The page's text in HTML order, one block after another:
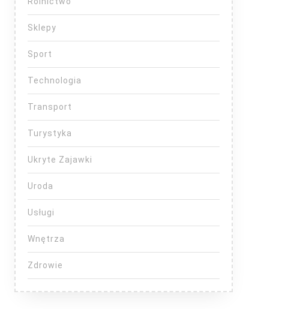
Sklepy
Sport
Technologia
Transport
Turystyka
Ukryte Zajawki
Uroda
Usługi
Wnętrza
Zdrowie